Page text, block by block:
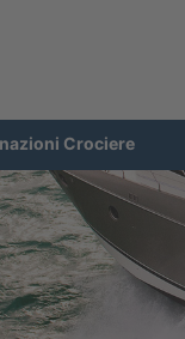
Crociere